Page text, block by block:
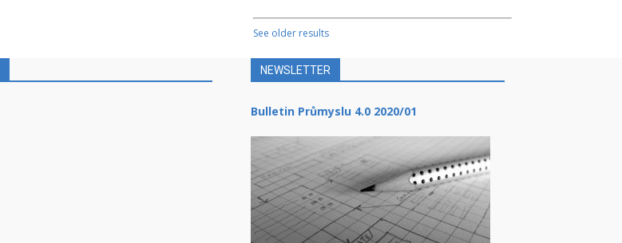
See older results
NEWSLETTER
Bulletin Průmyslu 4.0 2020/01